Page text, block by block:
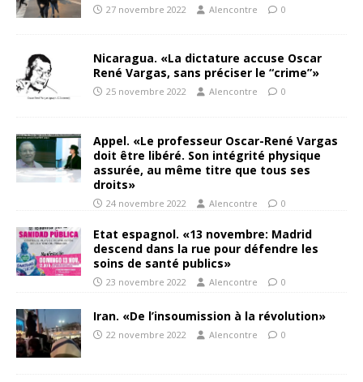
27 novembre 2022 Alencontre 0
Nicaragua. «La dictature accuse Oscar
René Vargas, sans préciser le “crime”»
25 novembre 2022 Alencontre 0
Appel. «Le professeur Oscar-René Vargas
doit être libéré. Son intégrité physique
assurée, au même titre que tous ses
droits»
24 novembre 2022 Alencontre 0
Etat espagnol. «13 novembre: Madrid
descend dans la rue pour défendre les
soins de santé publics»
23 novembre 2022 Alencontre 0
Iran. «De l’insoumission à la révolution»
22 novembre 2022 Alencontre 0